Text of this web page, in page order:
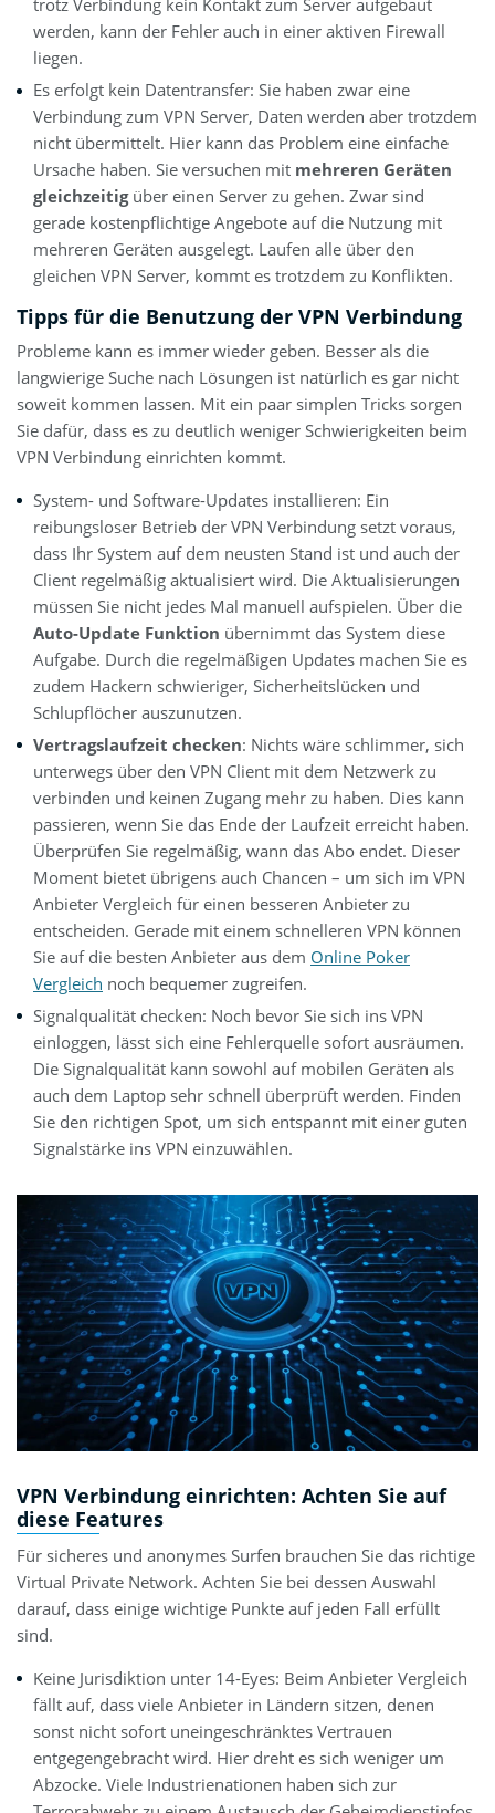
trotz Verbindung kein Kontakt zum Server aufgebaut
werden, kann der Fehler auch in einer aktiven Firewall
liegen.
Es erfolgt kein Datentransfer: Sie haben zwar eine
Verbindung zum VPN Server, Daten werden aber trotzdem
nicht übermittelt. Hier kann das Problem eine einfache
Ursache haben. Sie versuchen mit mehreren Geräten
gleichzeitigüber einen Server zu gehen. Zwar sind
gerade kostenpflichtige Angebote auf die Nutzung mit
mehreren Geräten ausgelegt. Laufen alle über den
gleichen VPN Server, kommt es trotzdem zu Konflikten.
Tipps für die Benutzung der VPN Verbindung
Probleme kann es immer wieder geben. Besser als die
langwierige Suche nach Lösungen ist natürlich es gar nicht
soweit kommen lassen. Mit ein paar simplen Tricks sorgen
Sie dafür, dass es zu deutlich weniger Schwierigkeiten beim
VPN Verbindung einrichten kommt.
System- und Software-Updates installieren: Ein
reibungsloser Betrieb der VPN Verbindung setzt voraus,
dass Ihr System auf dem neusten Stand ist und auch der
Client regelmäßig aktualisiert wird. Die Aktualisierungen
müssen Sie nicht jedes Mal manuell aufspielen. Über die
Auto-Update Funktion übernimmt das System diese
Aufgabe. Durch die regelmäßigen Updates machen Sie es
zudem Hackern schwieriger, Sicherheitslücken und
Schlupflöcher auszunutzen.
Vertragslaufzeit checken: Nichts wäre schlimmer, sich
unterwegs über den VPN Client mit dem Netzwerk zu
verbinden und keinen Zugang mehr zu haben. Dies kann
passieren, wenn Sie das Ende der Laufzeit erreicht haben.
Überprüfen Sie regelmäßig, wann das Abo endet. Dieser
Moment bietet übrigens auch Chancen – um sich im VPN
Anbieter Vergleich für einen besseren Anbieter zu
entscheiden. Gerade mit einem schnelleren VPN können
Sie auf die besten Anbieter aus dem Online Poker
Vergleich noch bequemer zugreifen.
Signalqualität checken: Noch bevor Sie sich ins VPN
einloggen, lässt sich eine Fehlerquelle sofort ausräumen.
Die Signalqualität kann sowohl auf mobilen Geräten als
auch dem Laptop sehr schnell überprüft werden. Finden
Sie den richtigen Spot, um sich entspannt mit einer guten
Signalstärke ins VPN einzuwählen.
VPN Verbindung einrichten: Achten Sie auf
diese Features
Für sicheres und anonymes Surfen brauchen Sie das richtige
Virtual Private Network. Achten Sie bei dessen Auswahl
darauf, dass einige wichtige Punkte auf jeden Fall erfüllt
sind.
Keine Jurisdiktion unter 14-Eyes: Beim Anbieter Vergleich
fällt auf, dass viele Anbieter in Ländern sitzen, denen
sonst nicht sofort uneingeschränktes Vertrauen
entgegengebracht wird. Hier dreht es sich weniger um
Abzocke. Viele Industrienationen haben sich zur